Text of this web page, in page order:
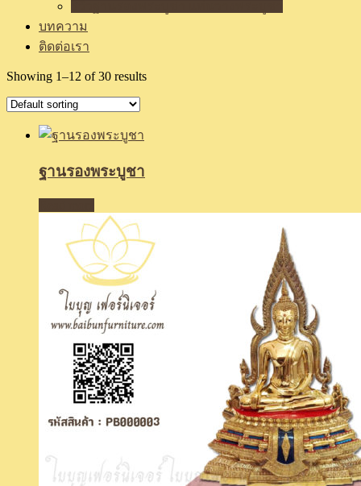
บทความ
ติดต่อเรา
Showing 1–12 of 30 results
ฐานรองพระบูชา